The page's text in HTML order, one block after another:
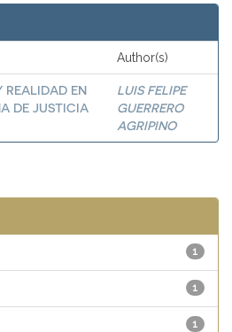
Author(s)
REALIDAD EN
DE JUSTICIA
LUIS FELIPE
GUERRERO
AGRIPINO
1
1
1